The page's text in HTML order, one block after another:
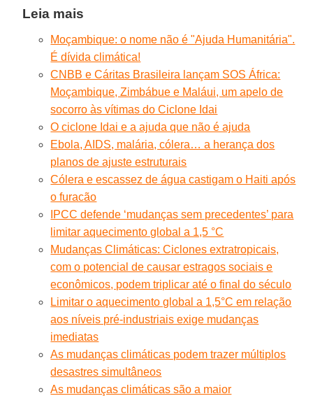
Leia mais
Moçambique: o nome não é "Ajuda Humanitária".
É dívida climática!
CNBB e Cáritas Brasileira lançam SOS África:
Moçambique, Zimbábue e Maláui, um apelo de
socorro às vítimas do Ciclone Idai
O ciclone Idai e a ajuda que não é ajuda
Ebola, AIDS, malária, cólera… a herança dos
planos de ajuste estruturais
Cólera e escassez de água castigam o Haiti após
o furacão
IPCC defende ‘mudanças sem precedentes’ para
limitar aquecimento global a 1,5 °C
Mudanças Climáticas: Ciclones extratropicais,
com o potencial de causar estragos sociais e
econômicos, podem triplicar até o final do século
Limitar o aquecimento global a 1,5°C em relação
aos níveis pré-industriais exige mudanças
imediatas
As mudanças climáticas podem trazer múltiplos
desastres simultâneos
As mudanças climáticas são a maior